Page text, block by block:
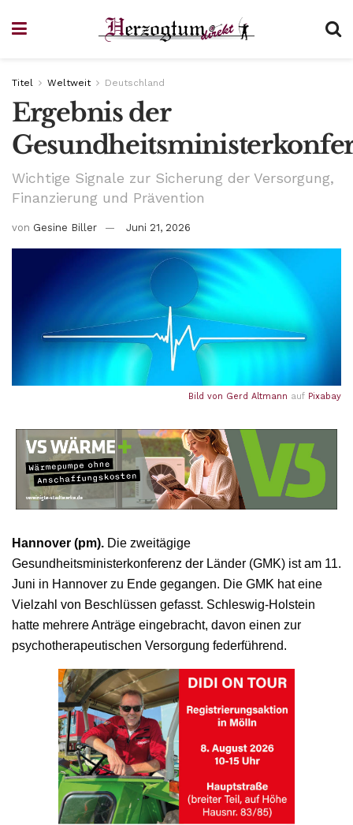
Titel Weltweit Deutschland
Ergebnis der
Wichtige Signale zur Sicherung der Versorgung,
Finanzierung und Prävention
von Gesine Biller Juni 21, 2026
Bild von Gerd Altmann auf Pixabay
Hannover (pm). Die zweitägige
Gesundheitsministerkonferenz der Länder (GMK) ist am 11.
Juni in Hannover zu Ende gegangen. Die GMK hat eine
Vielzahl von Beschlüssen gefasst. Schleswig-Holstein
hatte mehrere Anträge eingebracht, davon einen zur
psychotherapeutischen Versorgung federführend.